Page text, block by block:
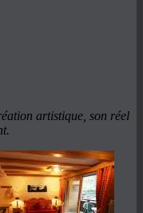
artistique, son réel